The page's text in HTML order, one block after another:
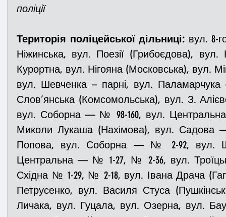
поліції
Територія поліцейської дільниці: вул. 8-
Ніжинська, вул. Поезії (Грибоєдова), вул.
Курортна, вул. Нігояна (Московська), вул.
вул. Шевченка – парні, вул.
Слов’янська (Комсомольська), вул. З.
вул. Соборна — № 98-160, вул.
Миколи Лукаша (Нахімова), вул.
Попова, вул. Соборна — № 2-92, вул.
Центральна — № 1-27, № 2-36, вул.
Східна № 1-29, № 2-18, вул. Івана Драча
Петрусенко, вул. Василя Стуса
Личака, вул. Гуцала, вул. Озерна, вул.